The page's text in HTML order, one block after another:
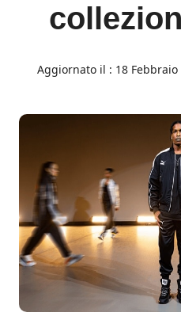
Aggiornato il : 18 Febbraio